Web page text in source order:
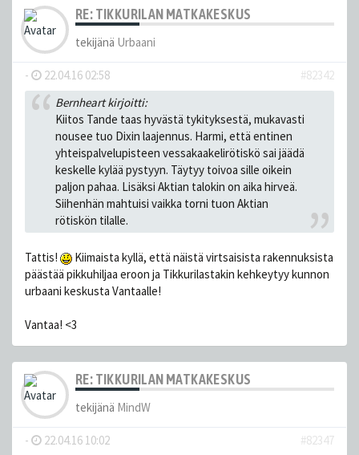
RE: TIKKURILAN MATKAKESKUS
tekijänä Urbaani
- 22.04.16 02:58
#82342
Bernheart kirjoitti:
Kiitos Tande taas hyvästä tykityksestä, mukavasti
nousee tuo Dixin laajennus. Harmi, että entinen
yhteispalvelupisteen vessakaakelirötiskö sai jäädä
keskelle kylää pystyyn. Täytyy toivoa sille oikein
paljon pahaa. Lisäksi Aktian talokin on aika hirveä.
Siihenhän mahtuisi vaikka torni tuon Aktian
rötiskön tilalle.
Tattis!
Kiimaista kyllä, että näistä virtsaisista rakennuksista
päästää pikkuhiljaa eroon ja Tikkurilastakin kehkeytyy kunnon
urbaani keskusta Vantaalle!
Vantaa! <3
RE: TIKKURILAN MATKAKESKUS
tekijänä MindW
- 22.04.16 10:02
#82347